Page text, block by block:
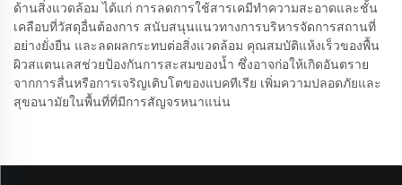
ด้านสิ่งแวดล้อม ได้แก่ การลดการใช้สารเคมีทำความสะอาดและชั้น
เคลือบที่วัสดุอื่นต้องการ สนับสนุนแนวทางการบริหารจัดการสถานที่
อย่างยั่งยืน และลดผลกระทบต่อสิ่งแวดล้อม คุณสมบัติแห้งเร็วของพื้น
ผิวสแตนเลสช่วยป้องกันการสะสมของน้ำ ซึ่งอาจก่อให้เกิดอันตราย
จากการลื่นหรือการเจริญเติบโตของแบคทีเรีย เพิ่มความปลอดภัยและ
สุขอนามัยในพื้นที่ที่มีการสัญจรหนาแน่น